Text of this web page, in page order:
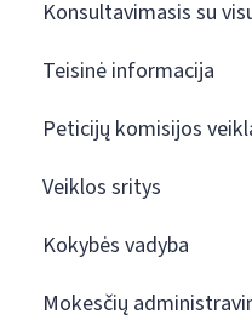
Konsultavimasis su
Teisinė informacija
Peticijų komisijos
Veiklos sritys
Kokybės vadyba
Mokesčių